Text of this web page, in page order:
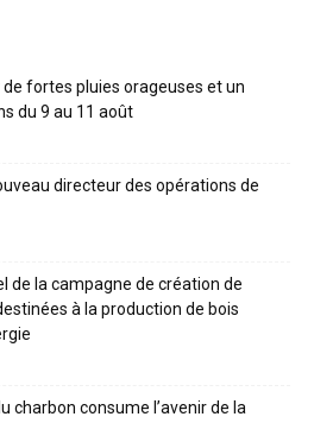
de fortes pluies orageuses et un
du 9 au 11 août
directeur des opérations de
de la campagne de création de
à la production de bois
charbon consume l’avenir de la